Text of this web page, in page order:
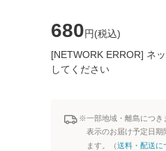
680円(税込)
[NETWORK ERROR] ネ
してください
※一部地域・離島につき
表示のお届け予定日期
ます。（送料・配送に